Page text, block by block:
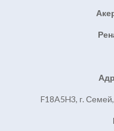
F18A5H3, г.